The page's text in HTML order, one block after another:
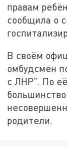
правам
сообщила о
В своём
омбудсмен
с ЛНР". По её
родители.